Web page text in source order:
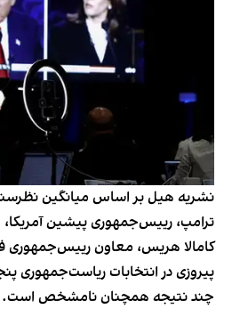
نشریه هیل بر اساس میانگین
ترامپ، رییس‌جمهوری پیشین
کامالا هریس، معاون رییس‌جمهوری
چند نتیجه همچنان نامشخص است.